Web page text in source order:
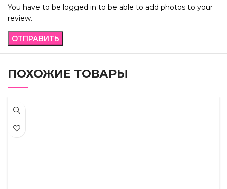
You have to be logged in to be able to add photos to your
review.
ПОХОЖИЕ ТОВАРЫ